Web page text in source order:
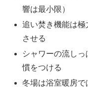
響は最小限）
追い焚き機能は
させる
シャワーの流し
慣をつける
冬場は浴室暖房